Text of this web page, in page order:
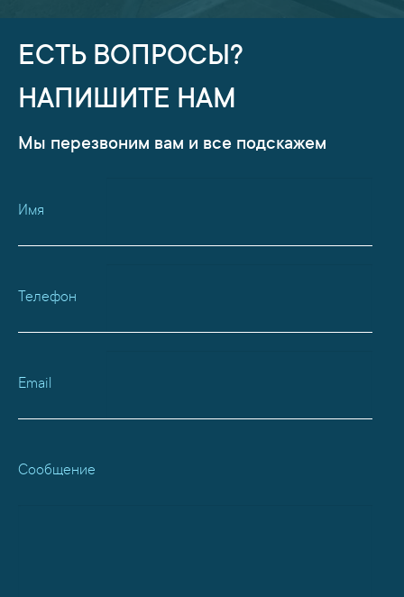
ЕСТЬ ВОПРОСЫ?
НАПИШИТЕ НАМ
Мы перезвоним вам и все подскажем
Имя
Телефон
Email
Сообщение